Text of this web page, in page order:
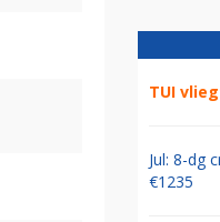
TUI
Jul: 8-dg
€1235